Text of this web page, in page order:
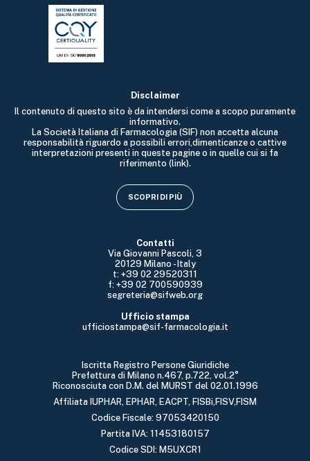
Contatti
Via Giovanni Pascoli, 3
20129 Milano - Italy
t: +39 02 29520311
f: +39 02 700590939
segreteria@sifweb.org
Ufficio stampa
ufficiostampa@sif-farmacologia.it
Iscritta Registro Persone Giuridiche
Prefettura di Milano n.467, p.722, vol.2°
Riconosciuta con D.M. del MURST del 02.01.1996
Affiliata IUPHAR, EPHAR, EACPT, FISBi,FISV,FISM
Codice Fiscale: 97053420150
Partita IVA: 11453180157
Codice SDI: M5UXCR1
Disclaimer
Il contenuto di questo sito è da intendersi come a scopo puramente
informativo.
La Società Italiana di Farmacologia (SIF) non accetta alcuna
responsabilità riguardo a possibili errori,dimenticanze o cattive
interpretazioni presenti in queste pagine o in quelle cui si fa
riferimento (link).
SCOPRI DI PIÙ